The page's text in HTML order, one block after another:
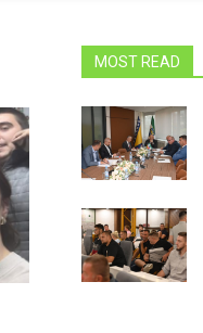
MOST READ